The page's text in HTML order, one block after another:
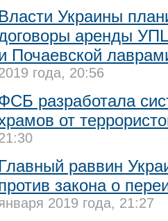
Власти Украины
аренды
Почаевской
года, 20:56
разработала
от
Главный раввин
закона о
2019 года, 21:27